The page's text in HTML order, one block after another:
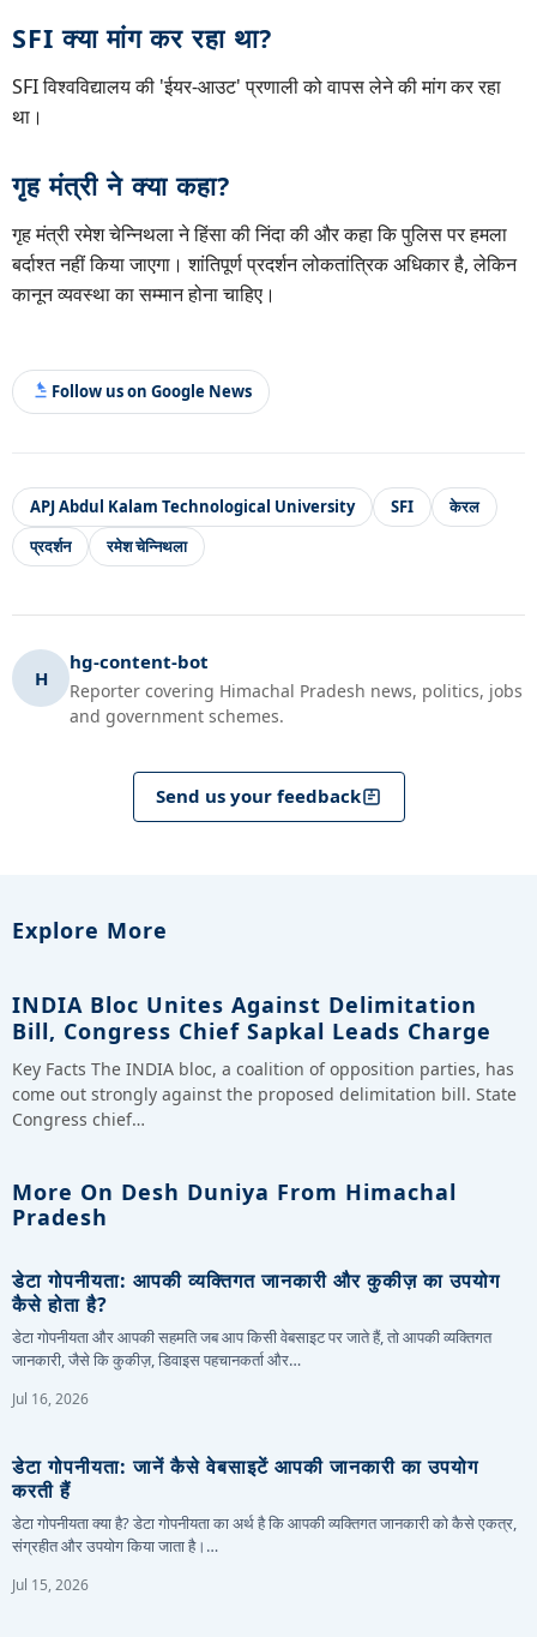
SFI क्या मांग कर रहा था?
SFI विश्वविद्यालय की 'ईयर-आउट' प्रणाली को वापस लेने की मांग कर रहा
था।
गृह मंत्री ने क्या कहा?
गृह मंत्री रमेश चेन्निथला ने हिंसा की निंदा की और कहा कि पुलिस पर हमला
बर्दाश्त नहीं किया जाएगा। शांतिपूर्ण प्रदर्शन लोकतांत्रिक अधिकार है, लेकिन
कानून व्यवस्था का सम्मान होना चाहिए।
Follow us on Google News
APJ Abdul Kalam Technological University SFI
केरल
प्रदर्शन
रमेश चेन्निथला
H
hg-content-bot
Reporter covering Himachal Pradesh news, politics, jobs
and government schemes.
Send us your feedback
Explore More
INDIA Bloc Unites Against Delimitation
Bill, Congress Chief Sapkal Leads Charge
Key Facts The INDIA bloc, a coalition of opposition parties, has
come out strongly against the proposed delimitation bill. State
Congress chief…
More On Desh Duniya From Himachal
Pradesh
डेटा गोपनीयता: आपकी व्यक्तिगत जानकारी और कुकीज़ का उपयोग
कैसे होता है?
डेटा गोपनीयता और आपकी सहमति जब आप किसी वेबसाइट पर जाते हैं, तो आपकी व्यक्तिगत
जानकारी, जैसे कि कुकीज़, डिवाइस पहचानकर्ता और…
Jul 16, 2026
डेटा गोपनीयता: जानें कैसे वेबसाइटें आपकी जानकारी का उपयोग
करती हैं
डेटा गोपनीयता क्या है? डेटा गोपनीयता का अर्थ है कि आपकी व्यक्तिगत जानकारी को कैसे एकत्र,
संग्रहीत और उपयोग किया जाता है।…
Jul 15, 2026